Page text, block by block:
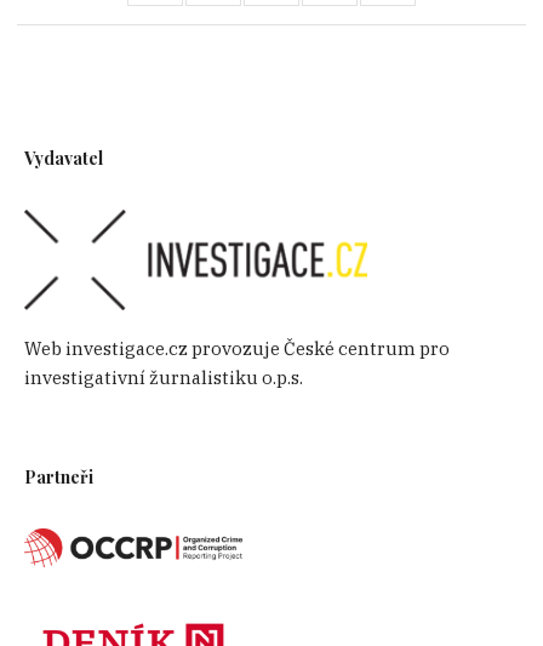
Vydavatel
Web investigace.cz provozuje České centrum pro
investigativní žurnalistiku o.p.s.
Partneři